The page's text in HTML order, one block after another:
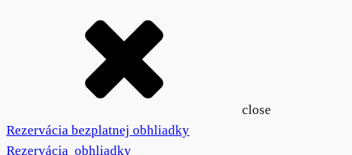
close
Rezervácia bezplatnej obhliadky
Rezervácia obhliadky